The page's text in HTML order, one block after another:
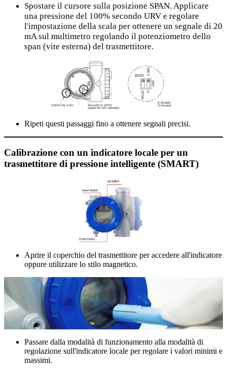
Spostare il cursore sulla posizione SPAN. Applicare
una pressione del 100% secondo URV e regolare
l'impostazione della scala per ottenere un segnale di 20
mA sul multimetro regolando il potenziometro dello
span (vite esterna) del trasmettitore.
Ripeti questi passaggi fino a ottenere segnali precisi.
Calibrazione con un indicatore locale per un
trasmettitore di pressione intelligente (SMART)
Aprire il coperchio del trasmettitore per accedere all'indicatore
oppure utilizzare lo stilo magnetico.
Passare dalla modalità di funzionamento alla modalità di
regolazione sull'indicatore locale per regolare i valori minimi e
massimi.